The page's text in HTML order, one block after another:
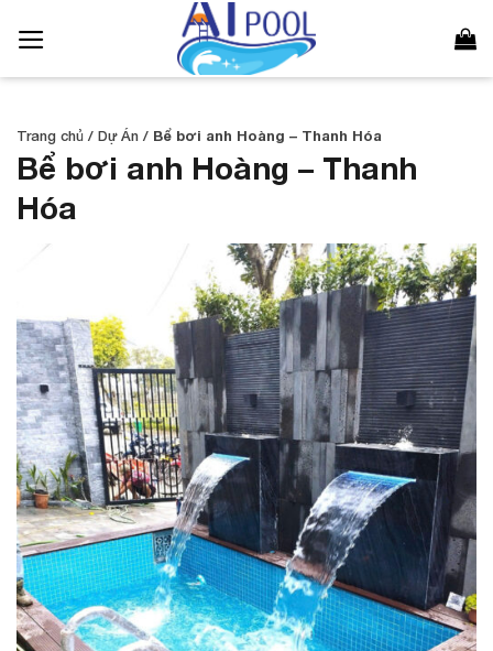
qua
Trang chủ / Dự Án / Bể bơi anh Hoàng – Thanh Hóa
Bể bơi anh Hoàng – Thanh
Hóa